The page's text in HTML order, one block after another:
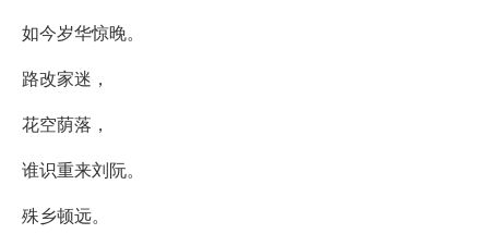
如今岁华惊晚。
路改家迷，
花空荫落，
谁识重来刘阮。
殊乡顿远。